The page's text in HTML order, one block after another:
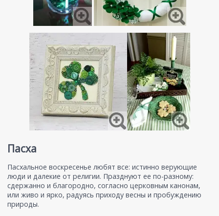
Пасха
Пасхальное воскресенье любят все: истинно верующие
люди и далекие от религии. Празднуют ее по-разному:
сдержанно и благородно, согласно церковным канонам,
или живо и ярко, радуясь приходу весны и пробуждению
природы.